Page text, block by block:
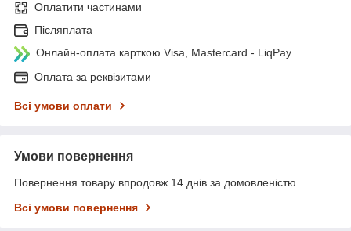
Оплатити частинами
Післяплата
Онлайн-оплата карткою Visa, Mastercard - LiqPay
Оплата за реквізитами
Всі умови оплати
Умови повернення
Повернення товару впродовж 14 днів за домовленістю
Всі умови повернення